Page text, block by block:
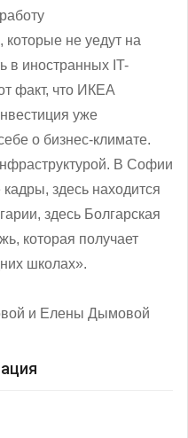
не уедут на
в иностранных IT-
факт, что ИКЕА
уже
о бизнес-климате.
В Софии
здесь находится
здесь Болгарская
которая получает
школах».
и Елены Дымовой